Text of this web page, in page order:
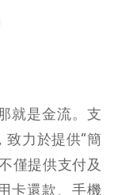
就是金流。支
致力於提供“簡
僅提供支付及
卡還款、手機